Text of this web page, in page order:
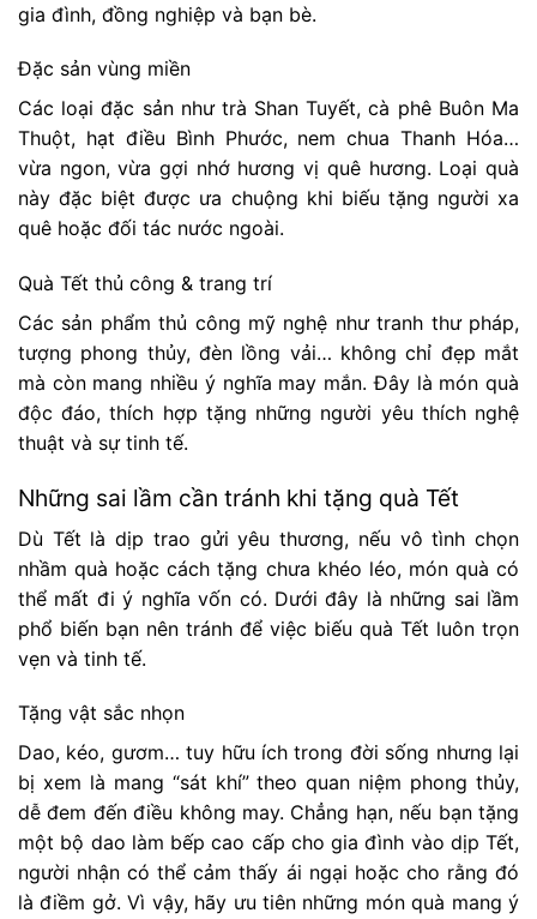
gia đình, đồng nghiệp và bạn bè.
Đặc sản vùng miền
Các loại đặc sản như trà Shan Tuyết, cà phê Buôn Ma
Thuột, hạt điều Bình Phước, nem chua Thanh Hóa…
vừa ngon, vừa gợi nhớ hương vị quê hương. Loại quà
này đặc biệt được ưa chuộng khi biếu tặng người xa
quê hoặc đối tác nước ngoài.
Quà Tết thủ công & trang trí
Các sản phẩm thủ công mỹ nghệ như tranh thư pháp,
tượng phong thủy, đèn lồng vải… không chỉ đẹp mắt
mà còn mang nhiều ý nghĩa may mắn. Đây là món quà
độc đáo, thích hợp tặng những người yêu thích nghệ
thuật và sự tinh tế.
Những sai lầm cần tránh khi tặng quà Tết
Dù Tết là dịp trao gửi yêu thương, nếu vô tình chọn
nhầm quà hoặc cách tặng chưa khéo léo, món quà có
thể mất đi ý nghĩa vốn có. Dưới đây là những sai lầm
phổ biến bạn nên tránh để việc biếu quà Tết luôn trọn
vẹn và tinh tế.
Tặng vật sắc nhọn
Dao, kéo, gươm… tuy hữu ích trong đời sống nhưng lại
bị xem là mang “sát khí” theo quan niệm phong thủy,
dễ đem đến điều không may. Chẳng hạn, nếu bạn tặng
một bộ dao làm bếp cao cấp cho gia đình vào dịp Tết,
người nhận có thể cảm thấy ái ngại hoặc cho rằng đó
là điềm gở. Vì vậy, hãy ưu tiên những món quà mang ý